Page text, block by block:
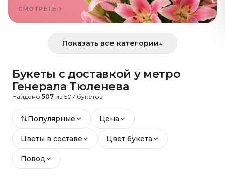
СМОТРЕТЬ →
Показать все категории↓
Букеты с доставкой у метро
Генерала Тюленева
Найдено 507 из 507 букетов
Популярные Цена
Цветы в составе Цвет букета
Повод